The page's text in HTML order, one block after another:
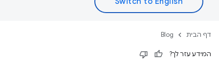
דף הבית Blog
המידע עזר לך?